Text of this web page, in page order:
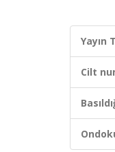
Yayın
Cilt